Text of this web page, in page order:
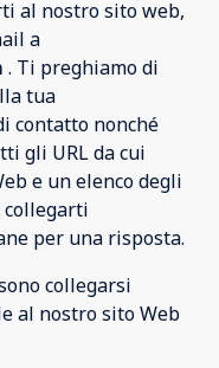
al nostro sito web,
a
. Ti preghiamo di
tua
contatto nonché
gli URL da cui
e un elenco degli
collegarti
per una risposta.
collegarsi
al nostro sito Web